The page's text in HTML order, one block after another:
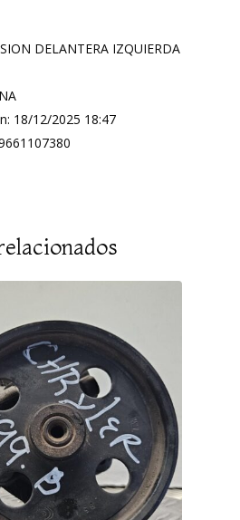
DELANTERA IZQUIERDA
18/12/2025 18:47